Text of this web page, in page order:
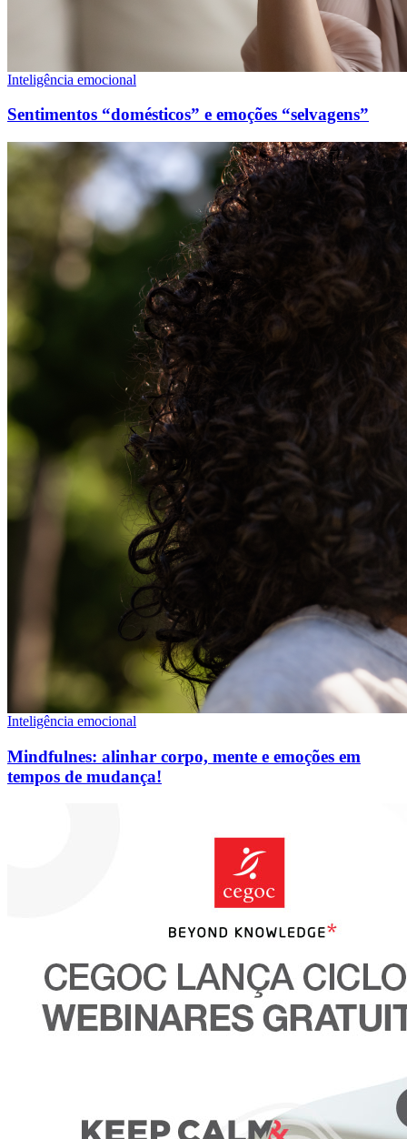
Inteligência emocional
Sentimentos “domésticos” e emoções “selvagens”
Inteligência emocional
Mindfulnes: alinhar corpo, mente e emoções em
tempos de mudança!